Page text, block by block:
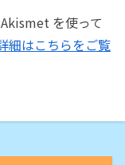
を使って
細はこちらをご覧